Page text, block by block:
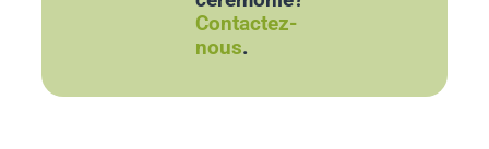
Contactez-
nous.